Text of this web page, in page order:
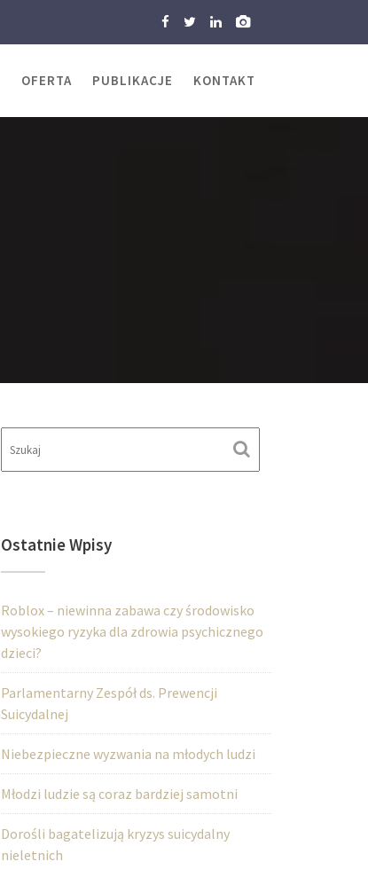
OFERTA PUBLIKACJE KONTAKT
Ostatnie Wpisy
Roblox – niewinna zabawa czy środowisko
wysokiego ryzyka dla zdrowia psychicznego
dzieci?
Parlamentarny Zespół ds. Prewencji
Suicydalnej
Niebezpieczne wyzwania na młodych ludzi
Młodzi ludzie są coraz bardziej samotni
Dorośli bagatelizują kryzys suicydalny
nieletnich